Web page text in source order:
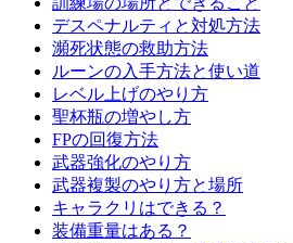
デスペナルティと対処方法
瀕死状態の救助方法
ルーンの入手方法と使い道
レベル上げのやり方
聖杯瓶の増やし方
FPの回復方法
武器強化のやり方
武器複製のやり方と場所
キャラクリはできる？
装備重量はある？